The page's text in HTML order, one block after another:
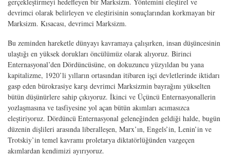
devrimci olarak belirleyen ve eleştirisinin sonuçlarından korkmayan bir
Marksizm. Kısacası, devrimci Marksizm.
Bu zeminden hareketle dünyayı kavramaya çalışırken, insan düşüncesinin
ulaştığı en yüksek dorukları öncülümüz olarak alıyoruz. Birinci
Enternasyonal’den Dördüncüsüne, on dokuzuncu yüzyıldan bu yana
kapitalizme, 1920’li yılların ortasından itibaren işçi devletlerinde iktidarı
gasp eden bürokrasiye karşı devrimci Marksizmin bayrağını yükselten
bütün düşünürlere sahip çıkıyoruz. İkinci ve Üçüncü Enternasyonallerin
yozlaşmasına ve tasfiyesine yol açan bütün akımları acımasızca
eleştiriyoruz. Dördüncü Enternasyonal geleneğinden geldiği halde, bugün
düzenin dişlileri arasında liberalleşen, Marx’ın, Engels’in, Lenin’in ve
Trotskiy’in temel kavramı proletarya diktatörlüğünden vazgeçen
akımlardan kendimizi ayırıyoruz.